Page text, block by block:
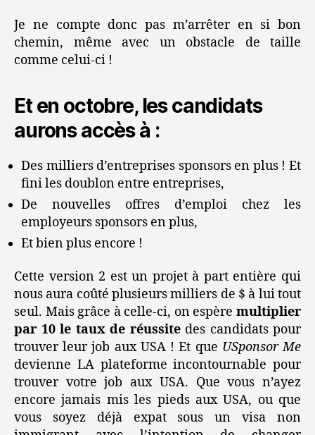
Je ne compte donc pas m’arrêter en si bon
chemin, même avec un obstacle de taille
comme celui-ci !
Et en octobre, les candidats
aurons accès à :
Des milliers d’entreprises sponsors en plus ! Et
fini les doublon entre entreprises,
De nouvelles offres d’emploi chez les
employeurs sponsors en plus,
Et bien plus encore !
Cette version 2 est un projet à part entière qui
nous aura coûté plusieurs milliers de $ à lui tout
seul. Mais grâce à celle-ci, on espère multiplier
par 10 le taux de réussitedes candidats pour
trouver leur job aux USA ! Et que USponsor Me
devienne LA plateforme incontournable pour
trouver votre job aux USA. Que vous n’ayez
encore jamais mis les pieds aux USA, ou que
vous soyez déjà expat sous un visa non